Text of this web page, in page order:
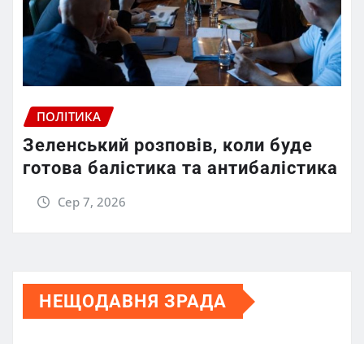
ПОЛІТИКА
Зеленський розповів, коли буде
готова балістика та антибалістика
Сер 7, 2026
НЕЩОДАВНЯ ЗРАДА